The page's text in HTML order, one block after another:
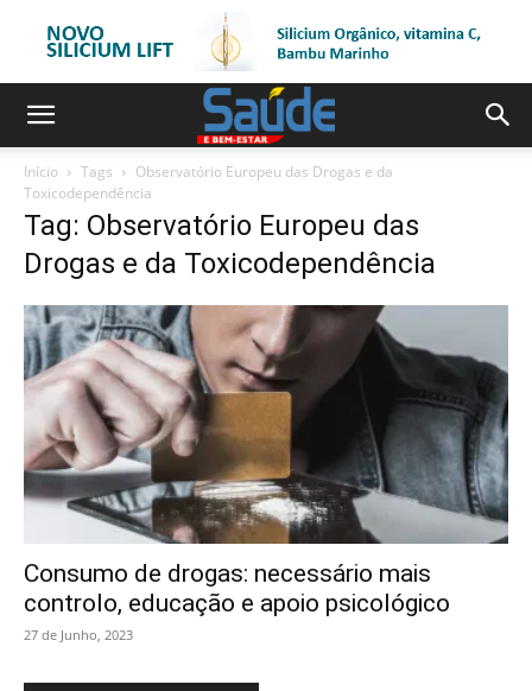
Início Tags
Observatório Europeu das Drogas e da
Toxicodependência
Tag: Observatório Europeu das
Drogas e da Toxicodependência
Consumo de drogas: necessário mais
controlo, educação e apoio psicológico
27 de Junho, 2023